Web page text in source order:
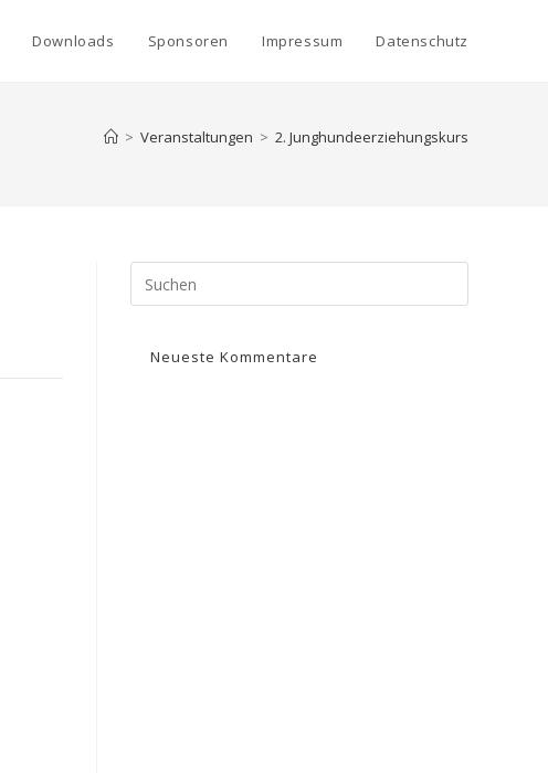
Downloads Sponsoren Impressum Datenschutz
> Veranstaltungen > 2. Junghundeerziehungskurs
Neueste Kommentare